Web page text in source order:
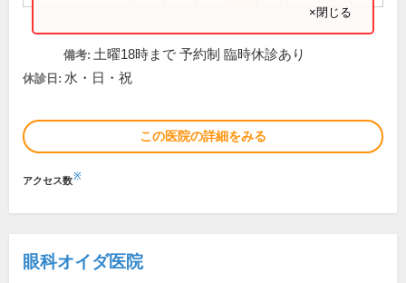
×閉じる
備考: 土曜18時まで 予約制 臨時休診あり
休診日: 水・日・祝
この医院の詳細をみる
アクセス数※
眼科オイダ医院